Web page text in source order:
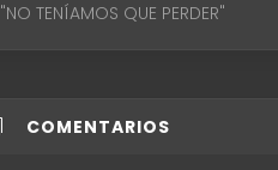
"NO TENÍAMOS QUE PERDER"
COMENTARIOS